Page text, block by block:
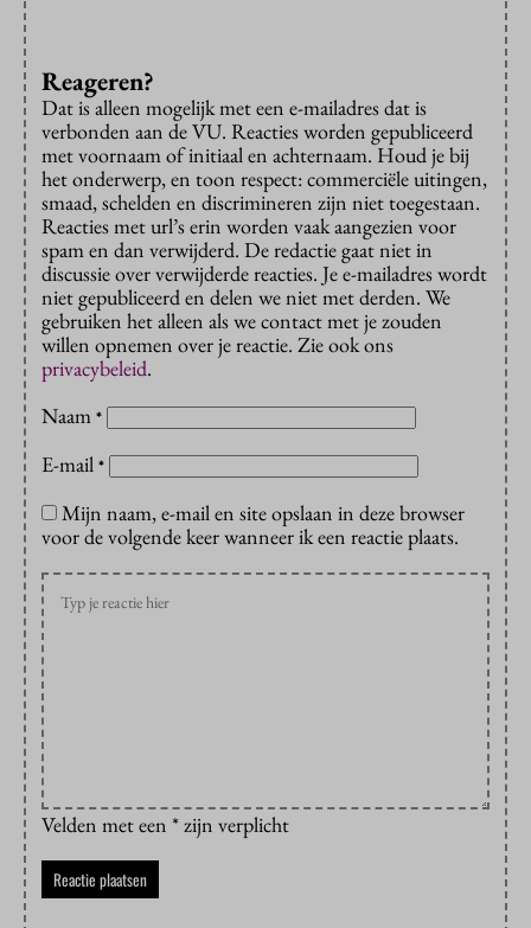
Reageren?
Dat is alleen mogelijk met een e-mailadres dat is
verbonden aan de VU. Reacties worden gepubliceerd
met voornaam of initiaal en achternaam. Houd je bij
het onderwerp, en toon respect: commerciële uitingen,
smaad, schelden en discrimineren zijn niet toegestaan.
Reacties met url’s erin worden vaak aangezien voor
spam en dan verwijderd. De redactie gaat niet in
discussie over verwijderde reacties. Je e-mailadres wordt
niet gepubliceerd en delen we niet met derden. We
gebruiken het alleen als we contact met je zouden
willen opnemen over je reactie. Zie ook ons
privacybeleid.
Naam *
E-mail *
Mijn naam, e-mail en site opslaan in deze browser
voor de volgende keer wanneer ik een reactie plaats.
Velden met een * zijn verplicht